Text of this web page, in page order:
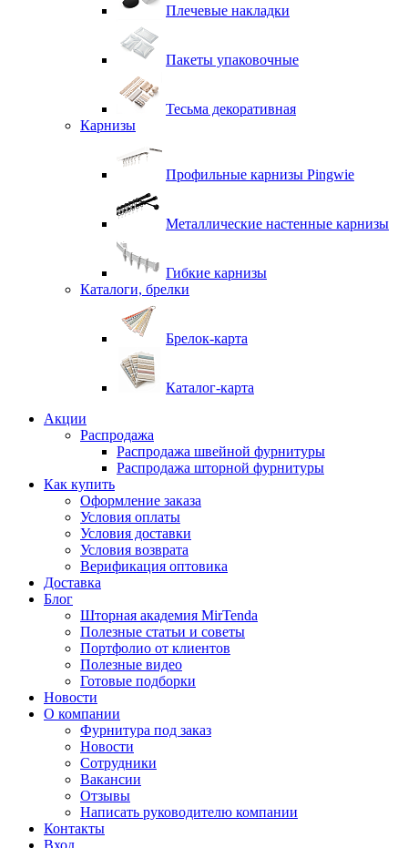
Плечевые накладки
Пакеты упаковочные
Тесьма декоративная
Карнизы
Профильные карнизы Pingwie
Металлические настенные карнизы
Гибкие карнизы
Каталоги, брелки
Брелок-карта
Каталог-карта
Акции
Распродажа
Распродажа швейной фурнитуры
Распродажа шторной фурнитуры
Как купить
Оформление заказа
Условия оплаты
Условия доставки
Условия возврата
Верификация оптовика
Доставка
Блог
Шторная академия MirTenda
Полезные статьи и советы
Портфолио от клиентов
Полезные видео
Готовые подборки
Новости
О компании
Фурнитура под заказ
Новости
Сотрудники
Вакансии
Отзывы
Написать руководителю компании
Контакты
Вход